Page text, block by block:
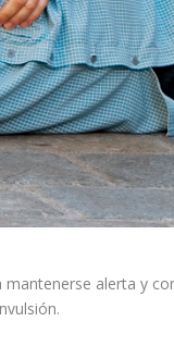
alerta y